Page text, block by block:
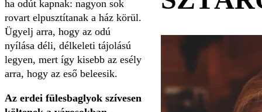
ha odút kapnak: nagyon sok
rovart elpusztítanak a ház körül.
Ügyelj arra, hogy az odú
nyílása déli, délkeleti tájolású
legyen, mert így kisebb az esély
arra, hogy az eső beleesik.
Az erdei fülesbaglyok szívesen